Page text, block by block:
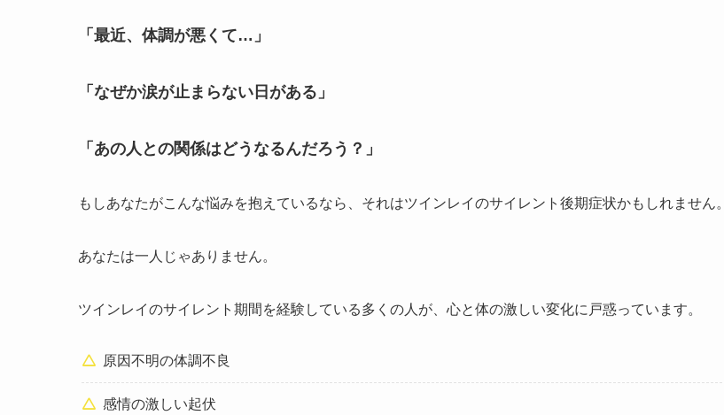
「最近、体調が悪くて…」
「なぜか涙が止まらない日がある」
「あの人との関係はどうなるんだろう？」
もしあなたがこんな悩みを抱えているなら、それはツインレイのサイレント後期症状かもしれません。
あなたは一人じゃありません。
ツインレイのサイレント期間を経験している多くの人が、心と体の激しい変化に戸惑っています。
原因不明の体調不良
感情の激しい起伏